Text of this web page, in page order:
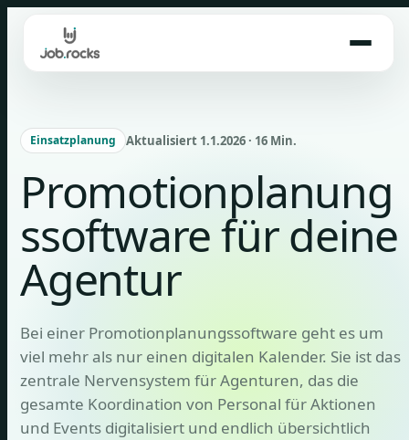
content
Einsatzplanung Aktualisiert 1.1.2026 · 16 Min.
Promotionplanung
ssoftware für deine
Agentur
Bei einer Promotionplanungssoftware geht es um
viel mehr als nur einen digitalen Kalender. Sie ist das
zentrale Nervensystem für Agenturen, das die
gesamte Koordination von Personal für Aktionen
und Events digitalisiert und endlich übersichtlich